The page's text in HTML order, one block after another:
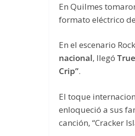
En Quilmes
formato eléctrico
En el escenario
nacional, llegó
Crip”.
El toque
enloqueció a sus
canción, “Cracker